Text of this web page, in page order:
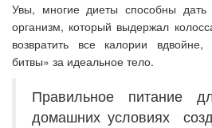
Увы, многие диеты способны дать
организм, который выдержал
возвратить все калории
битвы» за идеальное тело.
Правильное питание
домашних условиях